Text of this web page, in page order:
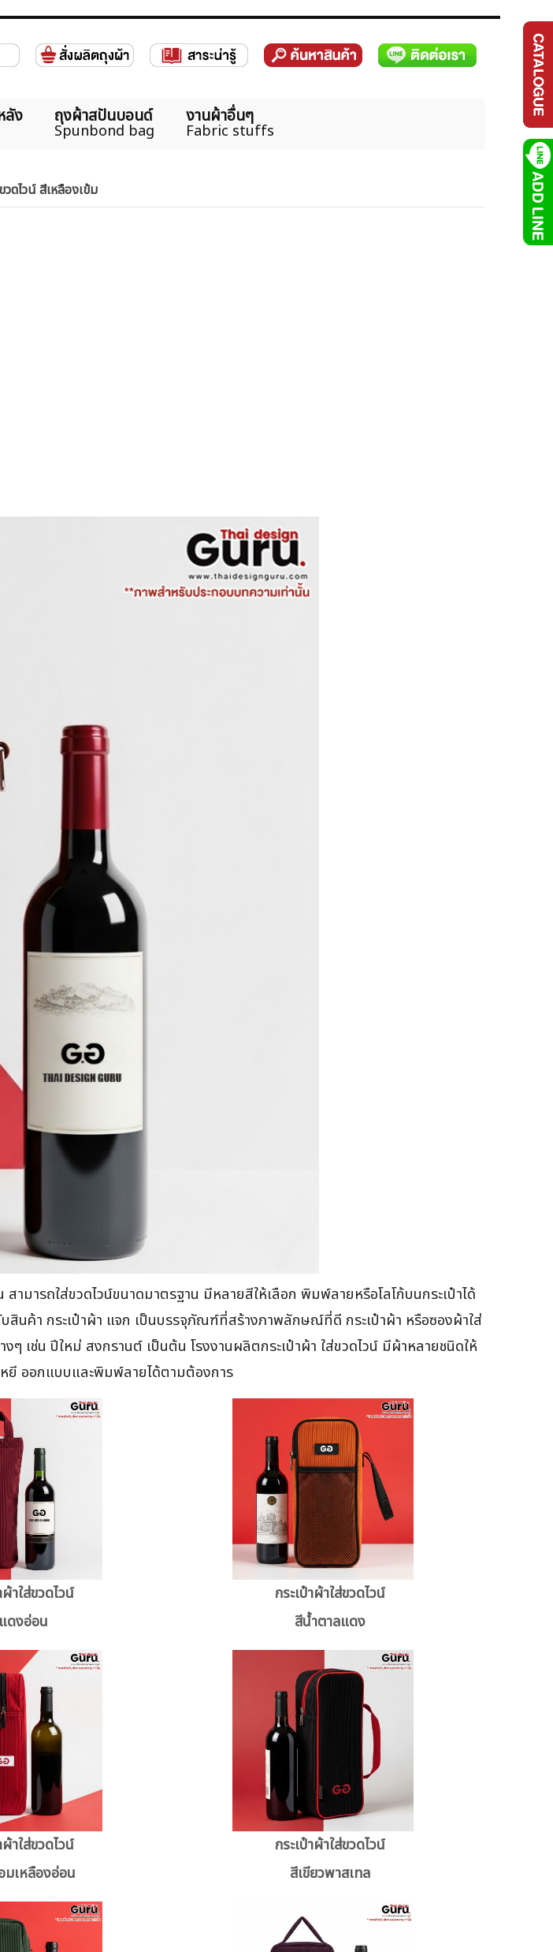
ลัง ถุงผ้าสปันบอนด์
Spunbond bag
งานผ้าอื่นๆ
Fabric stuffs
วดไวน์ สีเหลืองเข้ม
มารถใส่ขวดไวน์ขนาดมาตรฐาน มีหลายสีให้เลือก พิมพ์ลายหรือโลโก้บนกระเป๋าได้
สินค้า กระเป๋าผ้า แจก เป็นบรรจุภัณฑ์ที่สร้างภาพลักษณ์ที่ดี กระเป๋าผ้า หรือซองผ้าใส่
เช่น ปีใหม่ สงกรานต์ เป็นต้น โรงงานผลิตกระเป๋าผ้า ใส่ขวดไวน์ มีผ้าหลายชนิดให้
หยี ออกแบบและพิมพ์ลายได้ตามต้องการ
ผ้าใส่ขวดไวน์
ดงอ่อน
กระเป๋าผ้าใส่ขวดไวน์
สีน้ำตาลแดง
ผ้าใส่ขวดไวน์
มเหลืองอ่อน
กระเป๋าผ้าใส่ขวดไวน์
สีเขียวพาสเทล